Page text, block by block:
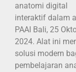
anatomi digital
interaktif dalam
PAAI Bali, 25
2024. Alat ini
solusi modern
pembelajaran